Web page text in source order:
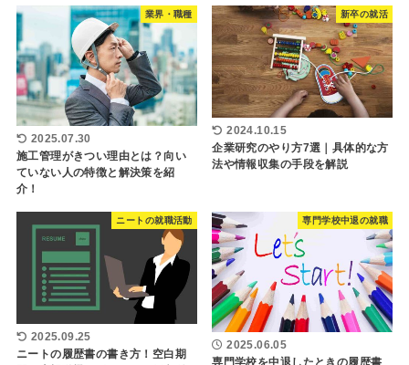
業界・職種
2025.07.30
施工管理がきつい理由とは？向い
ていない人の特徴と解決策を紹
介！
新卒の就活
2024.10.15
企業研究のやり方7選｜具体的な方
法や情報収集の手段を解説
ニートの就職活動
2025.09.25
ニートの履歴書の書き方！空白期
専門学校中退の就職
2025.06.05
専門学校を中退したときの履歴書